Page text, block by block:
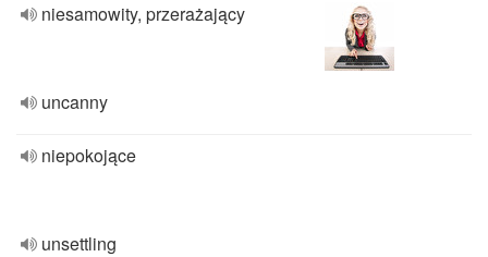
niesamowity, przerażający
uncanny
niepokojące
unsettling